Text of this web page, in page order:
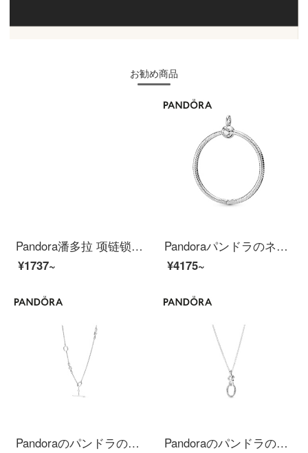
お勧め商品
Pandora潘多拉 项链锁骨链女925银925银项链590515 时尚饰品 送女友礼物 送礼佳选
¥1737~
Pandoraパンドラのネックレスは女性925シルバーのPandora Moment字母Oストラップ398330ファッションアクセサリーをぶら下げて彼女にプレゼントします。
¥4175~
Pandoraのパンドラのネックレスの鎖骨チェーンの女性925銀の気持ちの織りなすネックレスの398080ファッション的なアクセサリは彼女に贈り物をするのが良いです。
Pandoraのパンドラのネックレスの鎖骨チェーンの女性925銀の気持ちが織りなすネックレスの398078 CZファッションアクセサリーは彼女にプレゼントします。